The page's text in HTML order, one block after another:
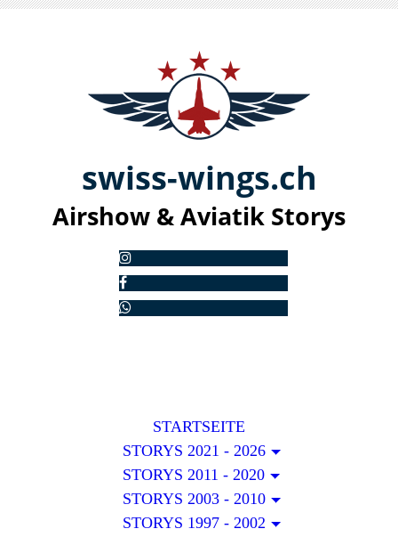
swiss-wings.ch
Airshow & Aviatik Storys
STARTSEITE
STORYS 2021 - 2026
STORYS 2011 - 2020
STORYS 2003 - 2010
STORYS 1997 - 2002